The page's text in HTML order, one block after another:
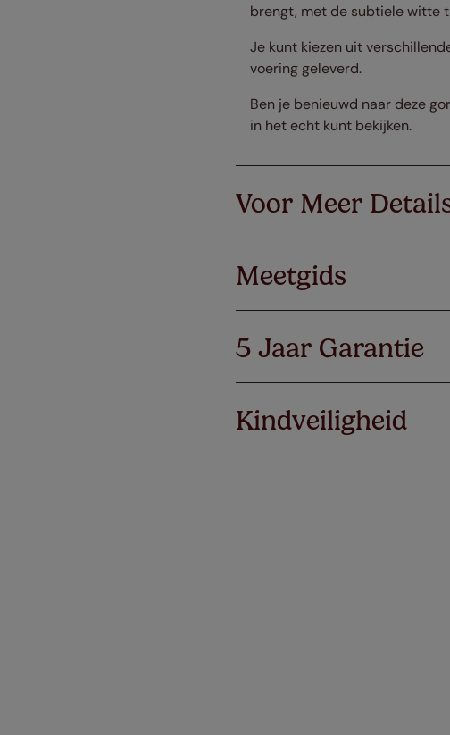
brengt, met de subtiele witte
Je kunt kiezen uit
voering geleverd.
Ben je benieuwd naar deze
in het echt kunt bekijken.
Voor Meer
Meetgids
5 Jaar Garantie
Kindveiligheid